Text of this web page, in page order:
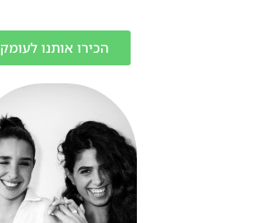
הכירו אותנו לעומק